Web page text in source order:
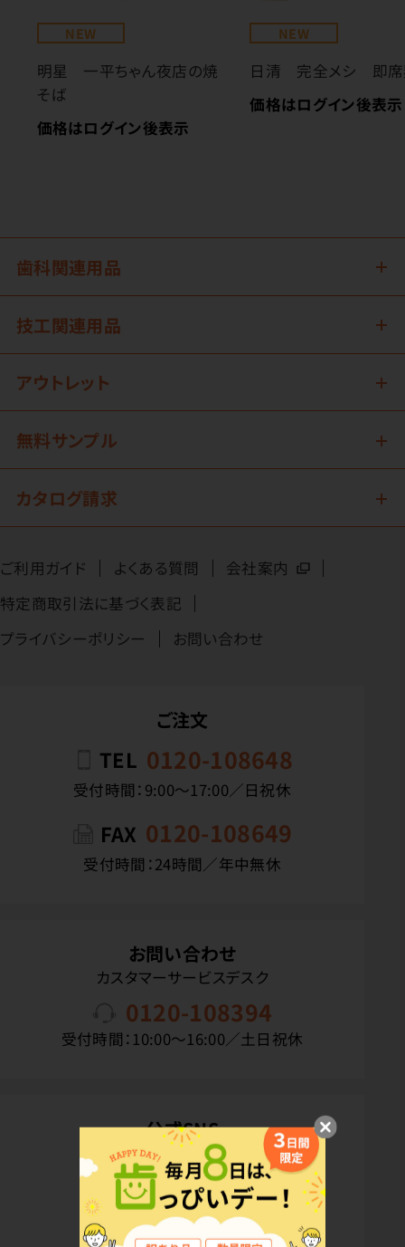
NEW
明星 一平ちゃん夜店の焼
そば
価格はログイン後表示
NEW
日清 完全メシ 即
価格はログイン後表示
歯科関連用品
技工関連用品
アウトレット
無料サンプル
カタログ請求
ご利用ガイド よくある質問
会社案内
特定商取引法に基づく表記
プライバシーポリシー
お問い合わせ
ご注文
TEL 0120-108648
受付時間：9:00〜17:00／日祝休
FAX 0120-108649
受付時間：24時間／年中無休
お問い合わせ
カスタマーサービスデスク
0120-108394
受付時間：10:00〜16:00／土日祝休
公式SNS